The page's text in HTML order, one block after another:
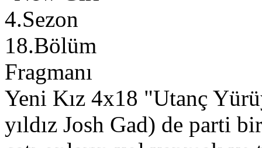
Yeni Kız 4x18 "Utanç
yıldız Josh Gad) de parti